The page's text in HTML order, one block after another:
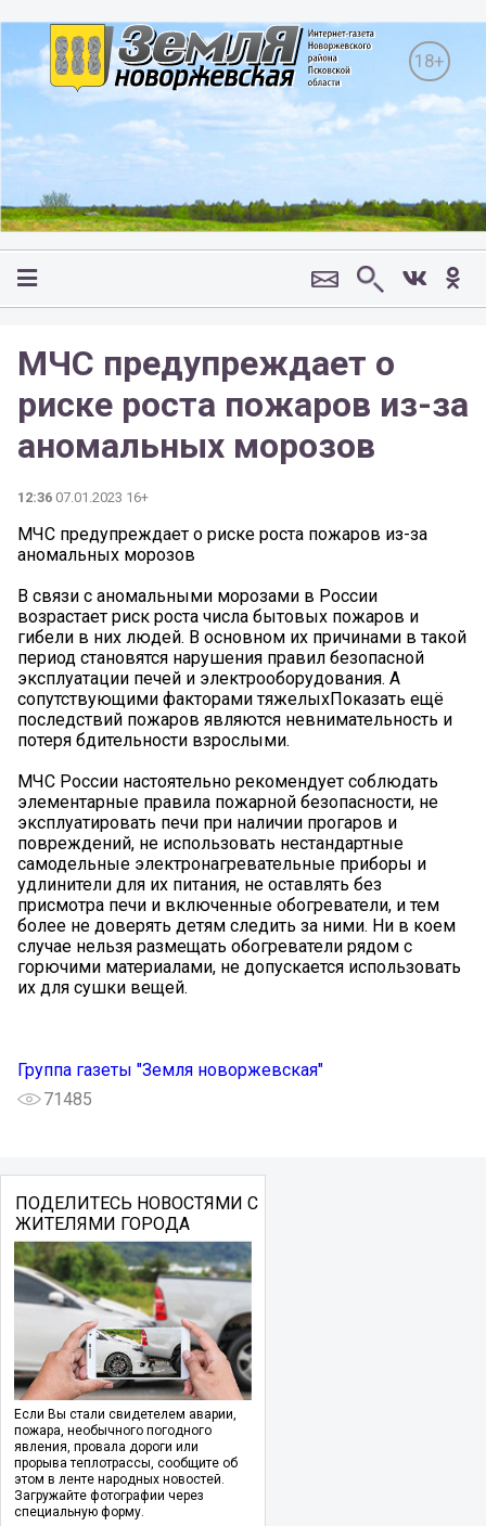
18+
МЧС предупреждает о
риске роста пожаров из-за
аномальных морозов
12:36 07.01.2023 16+
МЧС предупреждает о риске роста пожаров из-за
аномальных морозов
В связи с аномальными морозами в России
возрастает риск роста числа бытовых пожаров и
гибели в них людей. В основном их причинами в такой
период становятся нарушения правил безопасной
эксплуатации печей и электрооборудования. А
сопутствующими факторами тяжелыхПоказать ещё
последствий пожаров являются невнимательность и
потеря бдительности взрослыми.
МЧС России настоятельно рекомендует соблюдать
элементарные правила пожарной безопасности, не
эксплуатировать печи при наличии прогаров и
повреждений, не использовать нестандартные
самодельные электронагревательные приборы и
удлинители для их питания, не оставлять без
присмотра печи и включенные обогреватели, и тем
более не доверять детям следить за ними. Ни в коем
случае нельзя размещать обогреватели рядом с
горючими материалами, не допускается использовать
их для сушки вещей.
Группа газеты "Земля новоржевская"
71485
ПОДЕЛИТЕСЬ НОВОСТЯМИ С
ЖИТЕЛЯМИ ГОРОДА
Если Вы стали свидетелем аварии,
пожара, необычного погодного
явления, провала дороги или
прорыва теплотрассы, сообщите об
этом в ленте народных новостей.
Загружайте фотографии через
специальную форму.